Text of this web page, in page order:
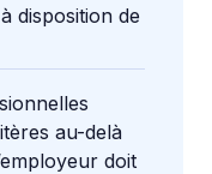
disposition de
au-delà
doit